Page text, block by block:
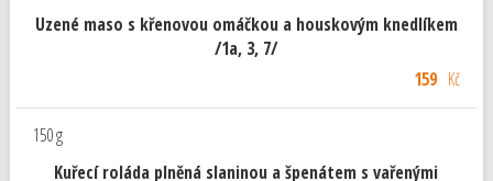
Uzené maso s křenovou omáčkou a houskovým knedlíkem
/1a, 3, 7/
159Kč
150 g
Kuřecí roláda plněná slaninou a špenátem s vařenými